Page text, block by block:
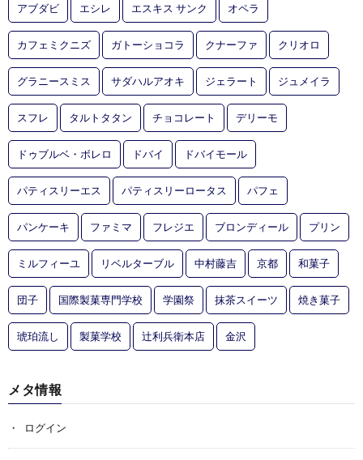
アブダビ エシレ エスキス サンク オペラ
カフェミクニズ ガトーショコラ クナーファ クリオロ
グラニースミス サダハルアオキ ジェラート ジュメイラ
スフレ タルトタタン チョコレート デリーモ
ドゥブルベ・ボレロ ドバイ ドバイモール
パティスリーエス パティスリーロータス パフェ
パンケーキ ファミマ フレジエ ブロンディール プリン
ミルフィーユ リベルターブル 中村藤吉 京都 和菓子
団子 国際製菓専門学校 学園祭 抹茶スイーツ 焼き菓子
琥珀流し 製菓学校 辻利兵衛本店 金沢
メタ情報
ログイン